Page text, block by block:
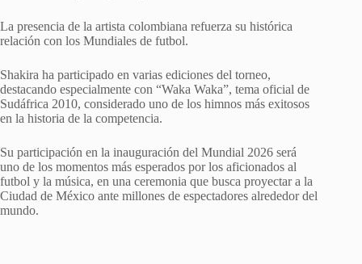
La presencia de la artista colombiana refuerza su histórica
relación con los Mundiales de futbol.
Shakira ha participado en varias ediciones del torneo,
destacando especialmente con “Waka Waka”, tema oficial de
Sudáfrica 2010, considerado uno de los himnos más exitosos
en la historia de la competencia.
Su participación en la inauguración del Mundial 2026 será
uno de los momentos más esperados por los aficionados al
futbol y la música, en una ceremonia que busca proyectar a la
Ciudad de México ante millones de espectadores alrededor del
mundo.